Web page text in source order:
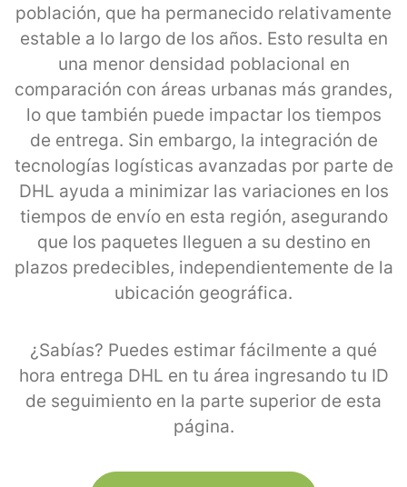
población, que ha permanecido relativamente
estable a lo largo de los años. Esto resulta en
una menor densidad poblacional en
comparación con áreas urbanas más grandes,
lo que también puede impactar los tiempos
de entrega. Sin embargo, la integración de
tecnologías logísticas avanzadas por parte de
DHL ayuda a minimizar las variaciones en los
tiempos de envío en esta región, asegurando
que los paquetes lleguen a su destino en
plazos predecibles, independientemente de la
ubicación geográfica.
¿Sabías? Puedes estimar fácilmente a qué
hora entrega DHL en tu área ingresando tu ID
de seguimiento en la parte superior de esta
página.